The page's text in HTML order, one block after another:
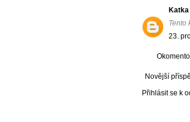
Katka
Tento
23.
Novější
Přihlásit se k